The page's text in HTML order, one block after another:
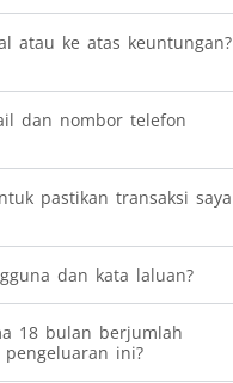
atau ke atas keuntungan?
dan nombor telefon
pastikan transaksi saya
dan kata laluan?
18 bulan berjumlah
ini?